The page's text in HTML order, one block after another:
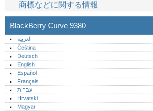
商標などに関する情報
BlackBerry Curve 9380
العربية
Čeština
Deutsch
English
Español
Français
עברית
Hrvatski
Magyar